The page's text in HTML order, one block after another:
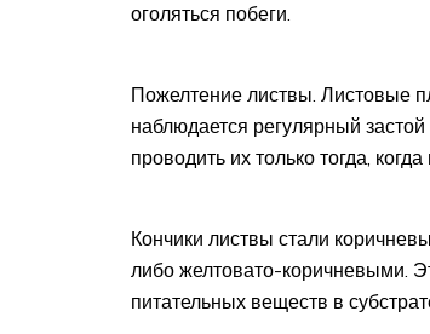
оголяться побеги.
Пожелтение листвы. Листовые
наблюдается регулярный
проводить их только тогда,
Кончики листвы стали
либо желтовато-коричневыми.
питательных веществ в